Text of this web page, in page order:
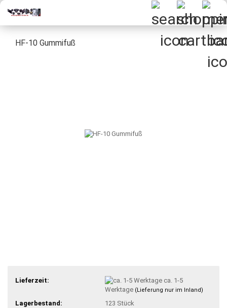
HF-10 Gummifuß
Lieferzeit:
ca. 1-5
Werktage (Lieferung nur im Inland)
Lagerbestand: 123 Stück